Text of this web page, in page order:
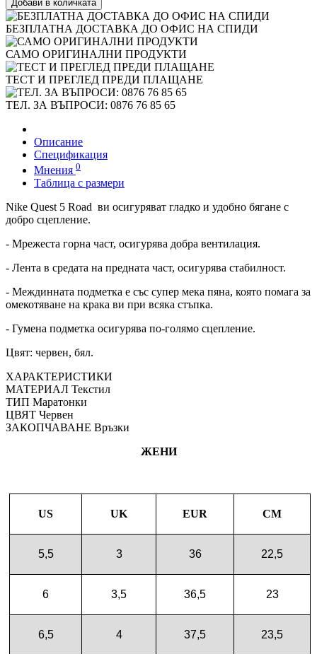
Добави в количката
БЕЗПЛАТНА ДОСТАВКА ДО ОФИС НА СПИДИ
САМО ОРИГИНАЛНИ ПРОДУКТИ
ТЕСТ И ПРЕГЛЕД ПРЕДИ ПЛАЩАНЕ
ТЕЛ. ЗА ВЪПРОСИ: 0876 76 85 65
Описание
Спецификация
Мнения 0
Таблица с размери
Nike Quest 5 Road ви осигуряват гладко и удобно бягане с
добро сцепление.
- Мрежеста горна част, осигурява добра вентилация.
- Лента в средата на предната част, осигурява стабилност.
- Междинната подметка е със супер мека пяна, която помага за
омекотяване на крака ви при всяка стъпка.
- Гумена подметка осигурява по-голямо сцепление.
Цвят: червен, бял.
ХАРАКТЕРИСТИКИ
МАТЕРИАЛ Текстил
ТИП Маратонки
ЦВЯТ Червен
ЗАКОПЧАВАНЕ Връзки
ЖЕНИ
US UK EUR CM
5,5 3 36 22,5
6 3,5 36,5 23
6,5 4 37,5 23,5